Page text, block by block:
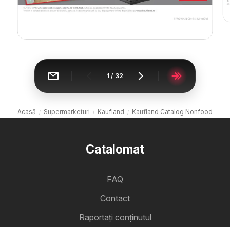
1 / 32
Acasă Supermarketuri Kaufland Kaufland Catalog Nonfood
Catalomat
FAQ
Contact
Raportați conținutul